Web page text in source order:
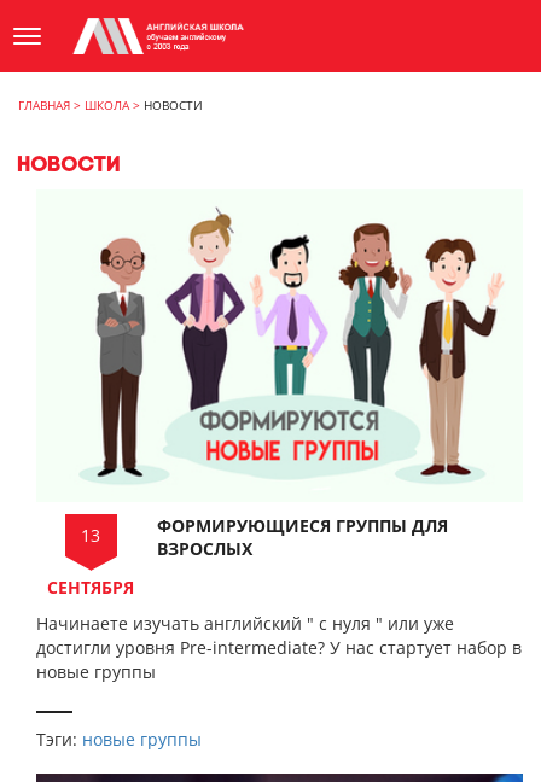
ГЛАВНАЯ > ШКОЛА> НОВОСТИ
НОВОСТИ
13
СЕНТЯБРЯ
ФОРМИРУЮЩИЕСЯ ГРУППЫ ДЛЯ
ВЗРОСЛЫХ
Начинаете изучать английский " с нуля " или уже
достигли уровня Pre-intermediate? У нас стартует набор в
новые группы
Тэги: новые группы